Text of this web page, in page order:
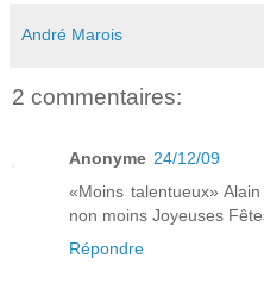
André Marois
2 commentaires:
Anonyme 24/12/09
«Moins talentueux»
non moins Joyeuses
Répondre